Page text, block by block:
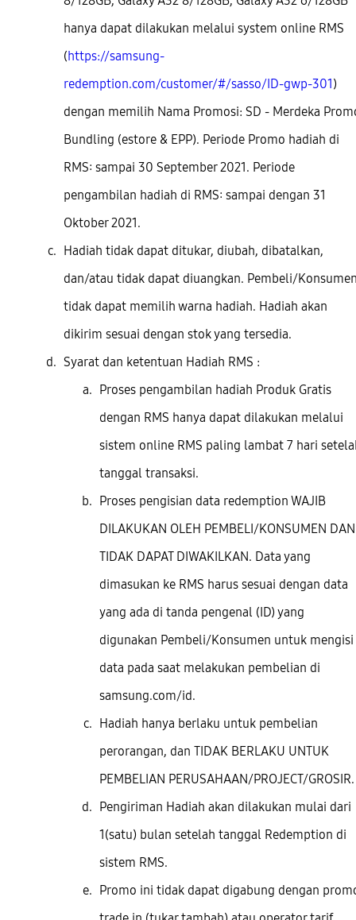
hanya dapat dilakukan melalui system online RMS
(https://samsung-
redemption.com/customer/#/sasso/ID-gwp-301)
dengan memilih Nama Promosi: SD - Merdeka
Bundling (estore & EPP). Periode Promo hadiah di
RMS: sampai 30 September 2021. Periode
pengambilan hadiah di RMS: sampai dengan 31
Oktober 2021.
Hadiah tidak dapat ditukar, diubah, dibatalkan,
dan/atau tidak dapat diuangkan. Pembeli/
tidak dapat memilih warna hadiah. Hadiah akan
dikirim sesuai dengan stok yang tersedia.
Syarat dan ketentuan Hadiah RMS :
Proses pengambilan hadiah Produk Gratis
dengan RMS hanya dapat dilakukan melalui
sistem online RMS paling lambat 7 hari
tanggal transaksi.
Proses pengisian data redemption WAJIB
DILAKUKAN OLEH PEMBELI/KONSUMEN DAN
TIDAK DAPAT DIWAKILKAN. Data yang
dimasukan ke RMS harus sesuai dengan data
yang ada di tanda pengenal (ID) yang
digunakan Pembeli/Konsumen untuk mengisi
data pada saat melakukan pembelian di
samsung.com/id.
Hadiah hanya berlaku untuk pembelian
perorangan, dan TIDAK BERLAKU UNTUK
PEMBELIAN PERUSAHAAN/PROJECT/GROSIR.
Pengiriman Hadiah akan dilakukan mulai dari
1(satu) bulan setelah tanggal Redemption di
sistem RMS.
Promo ini tidak dapat digabung dengan